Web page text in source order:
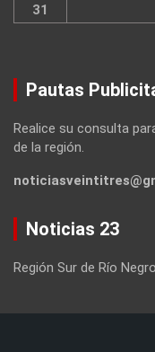
31
Pautas
Realice su consulta
de la región.
Noticias 23
Región Sur de Río Negro